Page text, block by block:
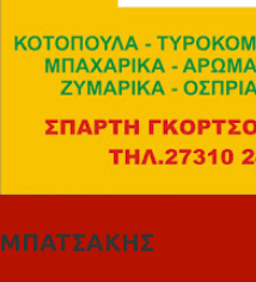
ΜΠΑΤΣΑΚΗΣ